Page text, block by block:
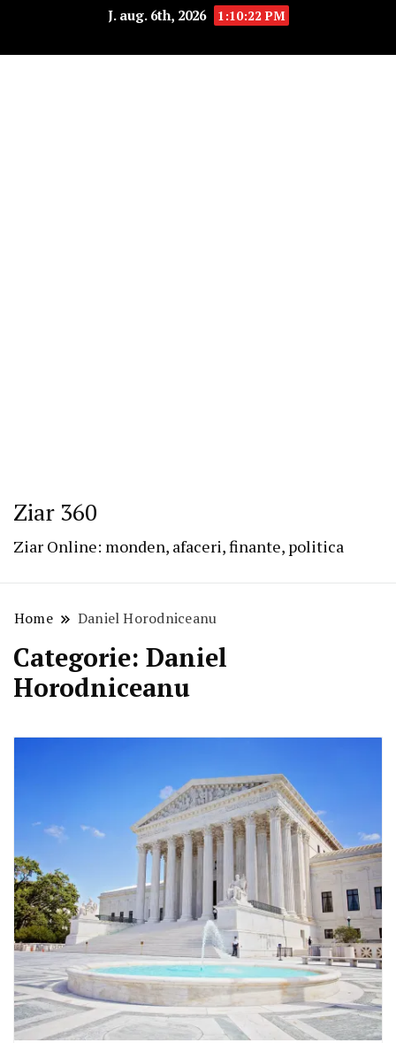
J. aug. 6th, 2026 1:10:23 PM
Ziar 360
Ziar Online: monden, afaceri, finante, politica
Home Daniel Horodniceanu
Categorie: Daniel
Horodniceanu